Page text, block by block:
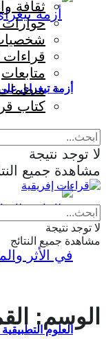
أزمة تيغراي
إنتاج الحرب؟
العلوم
ثقافة
قراءات
متابعات
كتاب
لا توجد نتيجة
مشاهدة جميع
لا توجد نتيجة
مشاهدة جميع النتائج
الوسم: